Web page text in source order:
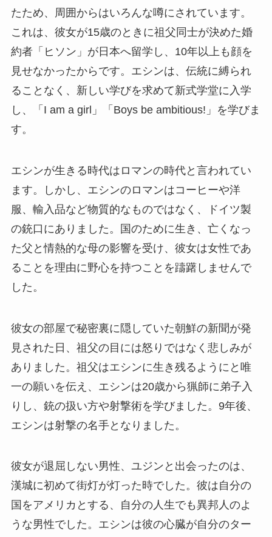
たため、周囲からはいろんな噂にされています。
これは、彼女が15歳のときに祖父同士が決めた婚
約者「ヒソン」が日本へ留学し、10年以上も顔を
見せなかったからです。エシンは、伝統に縛られ
ることなく、新しい学びを求めて新式学堂に入学
し、「I am a girl」「Boys be ambitious!」を学びま
す。
エシンが生きる時代はロマンの時代と言われてい
ます。しかし、エシンのロマンはコーヒーや洋
服、輸入品など物質的なものではなく、ドイツ製
の銃口にありました。国のために生き、亡くなっ
た父と情熱的な母の影響を受け、彼女は女性であ
ることを理由に野心を持つことを躊躇しませんで
した。
彼女の部屋で秘密裏に隠していた朝鮮の新聞が発
見された日、祖父の目には怒りではなく悲しみが
ありました。祖父はエシンに生き残るようにと唯
一の願いを伝え、エシンは20歳から猟師に弟子入
りし、銃の扱い方や射撃術を学びました。9年後、
エシンは射撃の名手となりました。
彼女が退屈しない男性、ユジンと出会ったのは、
漢城に初めて街灯が灯った時でした。彼は自分の
国をアメリカとする、自分の人生でも異邦人のよ
うな男性でした。エシンは彼の心臓が自分のター